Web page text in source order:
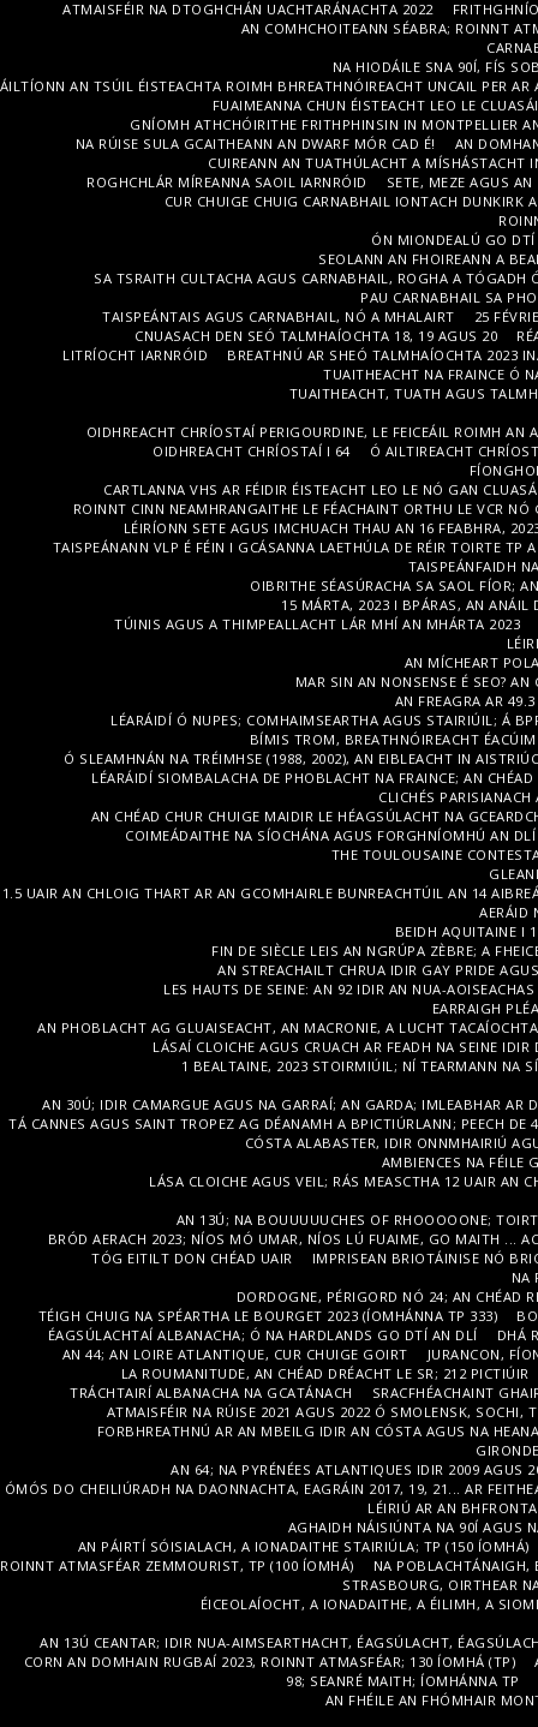
ATMAISFÉIR NA DTOGHCHÁN UACHTARÁNACHTA 2022
AN COMHCHOITEANN SÉABRA; ROINNT
NA HIODÁILE SNA 90Í, FÍS
AN TSÚIL ÉISTEACHTA ROIMH BHREATHNÓIREACHT UNCAIL PER
FUAIMEANNA CHUN ÉISTEACHT LEO LE
GNÍOMH ATHCHÓIRITHE FRITHPHINSIN IN MONTPELLIER
NA RÚISE SULA GCAITHEANN AN DWARF MÓR CAD É!
AN
CUIREANN AN TUATHÚLACHT A MÍSHÁSTACHT
ROGHCHLÁR MÍREANNA SAOIL IARNRÓID
SETE, MEZE AGUS
CUR CHUIGE CHUIG CARNABHAIL IONTACH DUNKIRK
ÓN MIONDEALÚ GO
SEOLANN AN FHOIREANN A
SA TSRAITH CULTACHA AGUS CARNABHAIL, ROGHA A TÓGADH
PAU CARNABHAIL SA
TAISPEÁNTAIS AGUS CARNABHAIL, NÓ A MHALAIRT
25
CNUASACH DEN SEÓ TALMHAÍOCHTA 18, 19 AGUS 20
LITRÍOCHT IARNRÓID
BREATHNÚ AR SHEÓ TALMHAÍOCHTA 2023
TUAITHEACHT NA FRAINCE Ó
TUAITHEACHT, TUATH AGUS
OIDHREACHT CHRÍOSTAÍ PERIGOURDINE, LE FEICEÁIL ROIMH
OIDHREACHT CHRÍOSTAÍ I 64
Ó AILTIREACHT
CARTLANNA VHS AR FÉIDIR ÉISTEACHT LEO LE NÓ GAN
ROINNT CINN NEAMHRANGAITHE LE FÉACHAINT ORTHU LE VCR NÓ
LÉIRÍONN SETE AGUS IMCHUACH THAU AN 16 FEABHRA,
TAISPEÁNANN VLP É FÉIN I GCÁSANNA LAETHÚLA DE RÉIR TOIRTE TP
TAISPEÁNFAIDH
OIBRITHE SÉASÚRACHA SA SAOL FÍOR;
15 MÁRTA, 2023 I BPÁRAS, AN ANÁIL
TÚINIS AGUS A THIMPEALLACHT LÁR MHÍ AN MHÁRTA 2023
AN MÍCHEART
MAR SIN AN NONSENSE É SEO?
AN FREAGRA AR
LÉARÁIDÍ Ó NUPES; COMHAIMSEARTHA AGUS STAIRIÚIL; Á
BÍMIS TROM, BREATHNÓIREACHT
Ó SLEAMHNÁN NA TRÉIMHSE (1988, 2002), AN EIBLEACHT IN
LÉARÁIDÍ SIOMBALACHA DE PHOBLACHT NA FRAINCE; AN
CLICHÉS
AN CHÉAD CHUR CHUIGE MAIDIR LE HÉAGSÚLACHT NA
COIMEÁDAITHE NA SÍOCHÁNA AGUS FORGHNÍOMHÚ AN
THE TOULOUSAINE
1.5 UAIR AN CHLOIG THART AR AN GCOMHAIRLE BUNREACHTÚIL AN 14
AERÁID
BEIDH AQUITAINE I
FIN DE SIÈCLE LEIS AN NGRÚPA ZÈBRE; A
AN STREACHAILT CHRUA IDIR GAY PRIDE
LES HAUTS DE SEINE: AN 92 IDIR AN NUA-
EARRAIGH
AN PHOBLACHT AG GLUAISEACHT, AN MACRONIE, A LUCHT
LÁSAÍ CLOICHE AGUS CRUACH AR FEADH NA SEINE
1 BEALTAINE, 2023 STOIRMIÚIL; NÍ TEARMANN NA
AN 30Ú; IDIR CAMARGUE AGUS NA GARRAÍ; AN GARDA; IMLEABHAR AR
TÁ CANNES AGUS SAINT TROPEZ AG DÉANAMH A BPICTIÚRLANN; PEECH
CÓSTA ALABASTER, IDIR ONNMHAIRIÚ
AMBIENCES NA FÉILE
LÁSA CLOICHE AGUS VEIL; RÁS MEASCTHA 12 UAIR
AN 13Ú; NA BOUUUUUCHES OF RHOOOOONE;
BRÓD AERACH 2023; NÍOS MÓ UMAR, NÍOS LÚ FUAIME, GO MAITH ...
TÓG EITILT DON CHÉAD UAIR
IMPRISEAN BRIOTÁINISE NÓ
NA
DORDOGNE, PÉRIGORD NÓ 24; AN CHÉAD
TÉIGH CHUIG NA SPÉARTHA LE BOURGET 2023 (ÍOMHÁNNA TP 333)
ÉAGSÚLACHTAÍ ALBANACHA; Ó NA HARDLANDS GO DTÍ AN DLÍ
DHÁ
AN 44; AN LOIRE ATLANTIQUE, CUR CHUIGE GOIRT
JURANCON,
LA ROUMANITUDE, AN CHÉAD DRÉACHT LE SR; 212 PICTIÚIR
TRÁCHTAIRÍ ALBANACHA NA GCATÁNACH
SRACFHÉACHAINT
ATMAISFÉIR NA RÚISE 2021 AGUS 2022 Ó SMOLENSK,
FORBHREATHNÚ AR AN MBEILG IDIR AN CÓSTA AGUS NA
AN 64; NA PYRÉNÉES ATLANTIQUES IDIR 2009 AGUS
ÓMÓS DO CHEILIÚRADH NA DAONNACHTA, EAGRÁIN 2017, 19, 21... AR
LÉIRIÚ AR AN
AGHAIDH NÁISIÚNTA NA 90Í AGUS
AN PÁIRTÍ SÓISIALACH, A IONADAITHE STAIRIÚLA; TP (150 ÍOMHÁ)
ROINNT ATMASFÉAR ZEMMOURIST, TP (100 ÍOMHÁ)
NA POBLACHTÁNAIGH,
STRASBOURG, OIRTHEAR
ÉICEOLAÍOCHT, A IONADAITHE, A ÉILIMH, A
AN 13Ú CEANTAR; IDIR NUA-AIMSEARTHACHT, ÉAGSÚLACHT,
CORN AN DOMHAIN RUGBAÍ 2023, ROINNT ATMASFÉAR; 130 ÍOMHÁ (TP)
98; SEANRÉ MAITH; ÍOMHÁNNA TP
AN FHÉILE AN FHÓMHAIR